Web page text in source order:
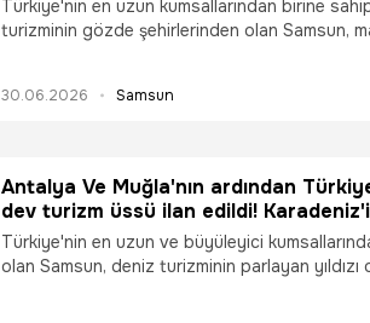
Türkiye'nin en uzun kumsallarından birine
turizminin gözde şehirlerinden olan Samsun,
diyerek her alanda olduğu gibi deniz turizmi
30.06.2026 Samsun
Antalya Ve Muğla'nın ardından
dev turizm üssü ilan edildi!
mavi bayrağına sahip şehrinde büyük
16'dan 19'a yükseldi
Türkiye'nin en uzun ve büyüleyici
olan Samsun, deniz turizminin parlayan yıldızı